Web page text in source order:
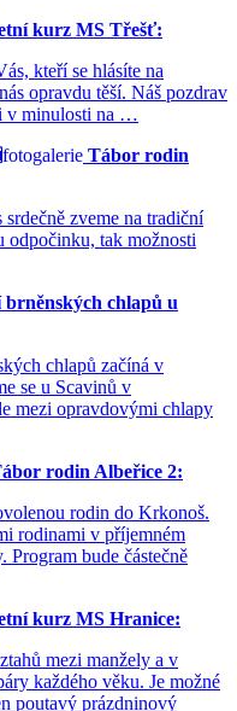
kurz MS Třešť:
kteří se hlásíte na
opravdu těší. Náš pozdrav
v minulosti na …
fotogalerie Tábor rodin
srdečně zveme na tradiční
tak možnosti
brněnských chlapů u
chlapů začíná v
se u Scavinů v
mezi opravdovými chlapy
rodin Albeřice 2:
rodin do Krkonoš.
rodinami v příjemném
Program bude částečně
kurz MS Hranice:
mezi manžely a v
každého věku. Je možné
poutavý prázdninový